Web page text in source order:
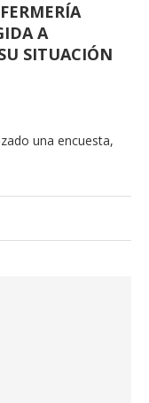
A
SITUACIÓN
una encuesta,